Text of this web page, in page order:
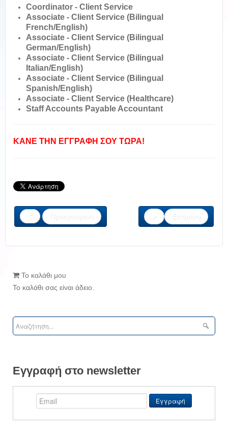
Coordinator - Client Service
Associate - Client Service (Bilingual
French/English)
Associate - Client Service (Bilingual
German/English)
Associate - Client Service (Bilingual
Italian/English)
Associate - Client Service (Bilingual
Spanish/English)
Associate - Client Service (Healthcare)
Staff Accounts Payable Accountant
ΚΑΝΕ ΤΗΝ ΕΓΓΡΑΦΗ ΣΟΥ ΤΩΡΑ!
Προηγούμενο Επόμενο
Το καλάθι μου
Το καλάθι σας είναι άδειο.
Εγγραφή στο newsletter